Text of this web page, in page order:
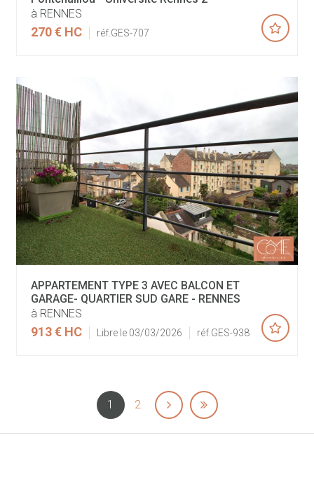
à RENNES
270 € HC réf.GES-707
APPARTEMENT TYPE 3 AVEC BALCON ET
GARAGE- QUARTIER SUD GARE - RENNES
à RENNES
913 € HC Libre le 03/03/2026 réf.GES-938
1 2